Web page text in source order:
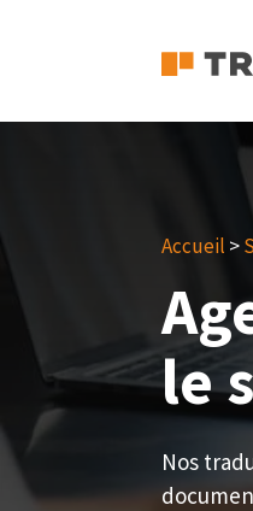
Accueil >
le
Nos